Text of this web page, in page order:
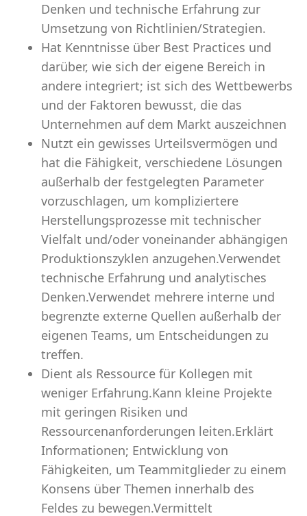
Denken und technische Erfahrung zur
Umsetzung von Richtlinien/Strategien.
Hat Kenntnisse über Best Practices und
darüber, wie sich der eigene Bereich in
andere integriert; ist sich des Wettbewerbs
und der Faktoren bewusst, die das
Unternehmen auf dem Markt auszeichnen
Nutzt ein gewisses Urteilsvermögen und
hat die Fähigkeit, verschiedene Lösungen
außerhalb der festgelegten Parameter
vorzuschlagen, um kompliziertere
Herstellungsprozesse mit technischer
Vielfalt und/oder voneinander abhängigen
Produktionszyklen anzugehen.Verwendet
technische Erfahrung und analytisches
Denken.Verwendet mehrere interne und
begrenzte externe Quellen außerhalb der
eigenen Teams, um Entscheidungen zu
treffen.
Dient als Ressource für Kollegen mit
weniger Erfahrung.Kann kleine Projekte
mit geringen Risiken und
Ressourcenanforderungen leiten.Erklärt
Informationen; Entwicklung von
Fähigkeiten, um Teammitglieder zu einem
Konsens über Themen innerhalb des
Feldes zu bewegen.Vermittelt